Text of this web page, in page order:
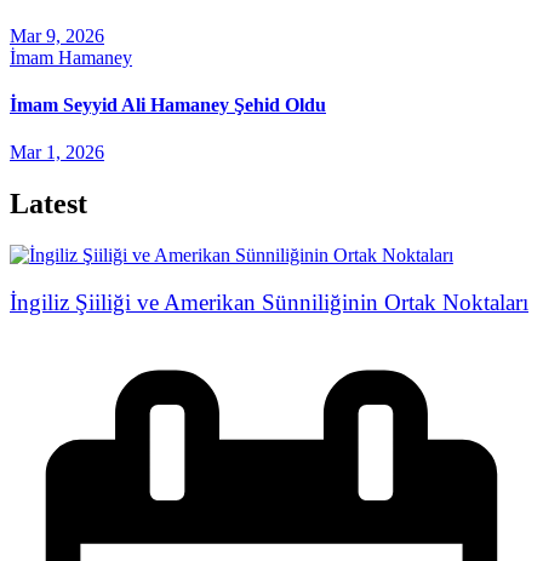
Mar 9, 2026
İmam Hamaney
İmam Seyyid Ali Hamaney Şehid Oldu
Mar 1, 2026
Latest
İngiliz Şiiliği ve Amerikan Sünniliğinin Ortak Noktaları